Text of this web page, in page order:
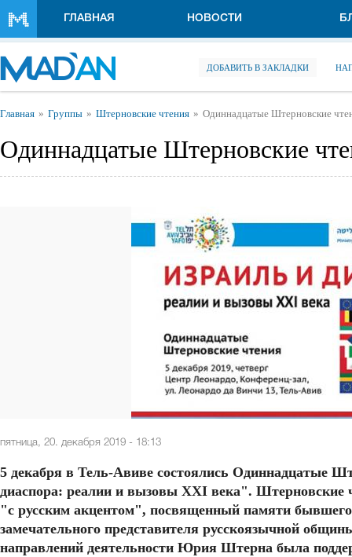
ГЛАВНАЯ НОВОСТИ
ДОБАВИТЬ В ЗАКЛАДКИ
Вы здесь
Главная Группы Штерновские чтения Одиннадцатые Штерновские
Одиннадцатые Штерновские
пятница, 20. декабря 2019 - 18:13
5 декабря в Тель-Авиве состоялись Одиннадцатые
диаспора: реалии и вызовы XXI века". Штерновские
"с русским акцентом", посвященный памяти
замечательного представителя русскоязычной
направлений деятельности Юрия Штерна была